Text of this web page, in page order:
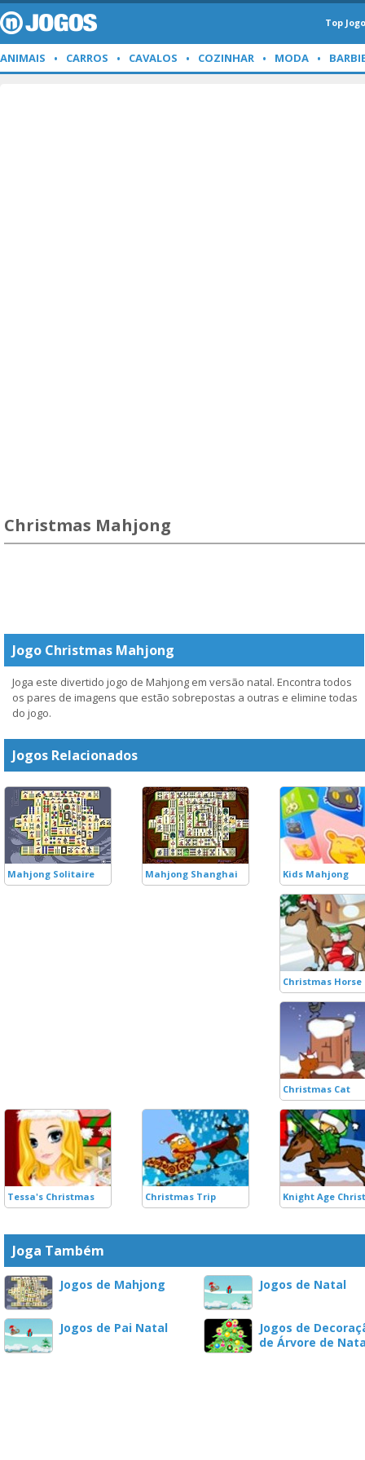
Top
ANIMAIS CARROS CAVALOS COZINHAR MODA
Christmas Mahjong
Jogo Christmas Mahjong
Joga este divertido jogo de Mahjong em versão natal. Encontra todos
os pares de imagens que estão sobrepostas a outras e elimine todas
do jogo.
Jogos Relacionados
Mahjong Solitaire Mahjong Shanghai Kids Mahjong
Christmas Horse
Christmas Cat
Tessa's Christmas Christmas Trip Knight Age
Joga Também
Jogos de Mahjong Jogos de Natal
Jogos de Pai Natal
Jogos de
de Árvore de